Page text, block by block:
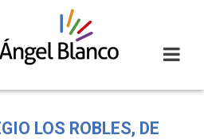
LOS ROBLES, DE